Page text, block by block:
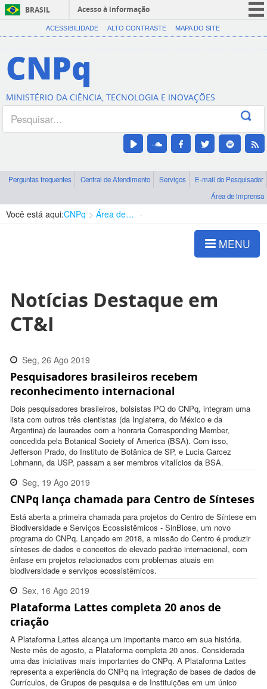
BRASIL
Acesso à informação
CORONAVÍRUS (COVID-19)
Canais
ACESSIBILIDADE ALTO CONTRASTE MAPA DO SITE
CNPq
MINISTÉRIO DA CIÊNCIA, TECNOLOGIA E INOVAÇÕES
Perguntas frequentes Central de Atendimento Serviços
E-mail do Pesquisador
Área de imprensa
Você está aqui:CNPq Área de imprensa
MENU
Notícias Destaque em
CT&I
Seg, 26 Ago 2019
17:21:00 -0300
Pesquisadores brasileiros recebem
reconhecimento internacional
Dois pesquisadores brasileiros, bolsistas PQ do CNPq, integram uma
lista com outros três cientistas (da Inglaterra, do México e da
Argentina) de laureados com a honraria Corresponding Member,
concedida pela Botanical Society of America (BSA). Com isso,
Jefferson Prado, do Instituto de Botânica de SP, e Lucia Garcez
Lohmann, da USP, passam a ser membros vitalícios da BSA.
Seg, 19 Ago 2019
11:43:00 -0300
CNPq lança chamada para Centro de Sínteses
Está aberta a primeira chamada para projetos do Centro de Síntese em
Biodiversidade e Serviços Ecossistêmicos - SinBiose, um novo
programa do CNPq. Lançado em 2018, a missão do Centro é produzir
sínteses de dados e conceitos de elevado padrão internacional, com
ênfase em projetos relacionados com problemas atuais em
biodiversidade e serviços ecossistêmicos.
Sex, 16 Ago 2019
18:17:00 -0300
Plataforma Lattes completa 20 anos de
criação
A Plataforma Lattes alcança um importante marco em sua história.
Neste mês de agosto, a Plataforma completa 20 anos. Considerada
uma das iniciativas mais importantes do CNPq. A Plataforma Lattes
representa a experiência do CNPq na integração de bases de dados de
Currículos, de Grupos de pesquisa e de Instituições em um único